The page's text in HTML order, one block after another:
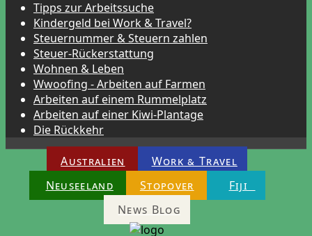
Tipps zur Arbeitssuche
Kindergeld bei Work & Travel?
Steuernummer & Steuern zahlen
Steuer-Rückerstattung
Wohnen & Leben
Wwoofing - Arbeiten auf Farmen
Arbeiten auf einem Rummelplatz
Arbeiten auf einer Kiwi-Plantage
Die Rückkehr
Australien
Work & Travel
Neuseeland
Stopover
Fiji
News Blog